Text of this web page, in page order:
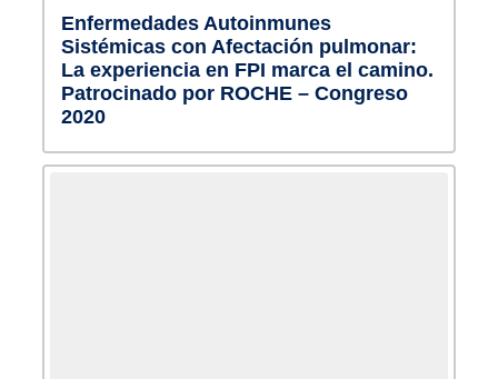
Enfermedades Autoinmunes
Sistémicas con Afectación pulmonar:
La experiencia en FPI marca el camino.
Patrocinado por ROCHE – Congreso
2020